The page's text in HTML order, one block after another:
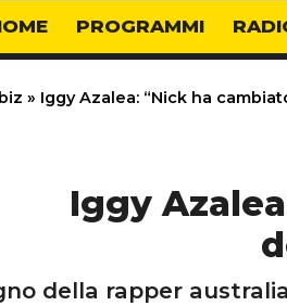
PROGRAMMI
» Iggy Azalea: “Nick ha
Iggy
della rapper